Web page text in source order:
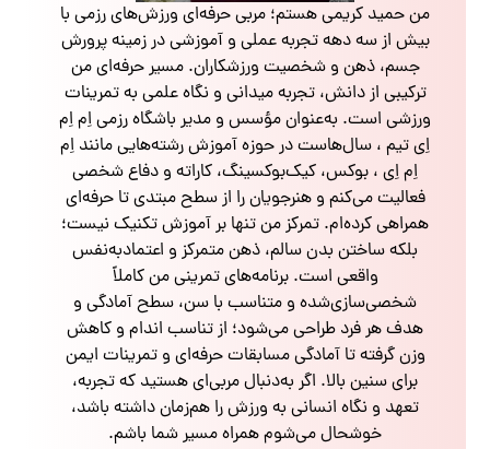
من حمید کریمی هستم؛ مربی حرفه‌ای ورزش‌های رزمی با
بیش از سه دهه تجربه عملی و آموزشی در زمینه پرورش
جسم، ذهن و شخصیت ورزشکاران. مسیر حرفه‌ای من
ترکیبی از دانش، تجربه میدانی و نگاه علمی به تمرینات
ورزشی است. به‌عنوان مؤسس و مدیر باشگاه رزمی اِم اِم
اِی تیم ، سال‌هاست در حوزه آموزش رشته‌هایی مانند اِم
اِم اِی ، بوکس، کیک‌بوکسینگ، کاراته و دفاع شخصی
فعالیت می‌کنم و هنرجویان را از سطح مبتدی تا حرفه‌ای
همراهی کرده‌ام. تمرکز من تنها بر آموزش تکنیک نیست؛
بلکه ساختن بدن سالم، ذهن متمرکز و اعتمادبه‌نفس
واقعی است. برنامه‌های تمرینی من کاملاً
شخصی‌سازی‌شده و متناسب با سن، سطح آمادگی و
هدف هر فرد طراحی می‌شود؛ از تناسب اندام و کاهش
وزن گرفته تا آمادگی مسابقات حرفه‌ای و تمرینات ایمن
برای سنین بالا. اگر به‌دنبال مربی‌ای هستید که تجربه،
تعهد و نگاه انسانی به ورزش را هم‌زمان داشته باشد،
خوشحال می‌شوم همراه مسیر شما باشم.